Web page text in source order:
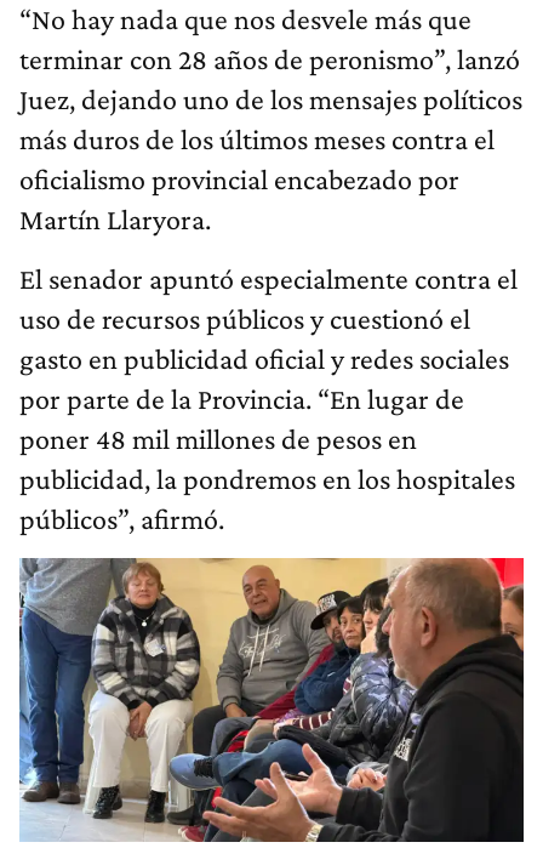
“No hay nada que nos desvele más que
terminar con 28 años de peronismo”, lanzó
Juez, dejando uno de los mensajes políticos
más duros de los últimos meses contra el
oficialismo provincial encabezado por
Martín Llaryora.
El senador apuntó especialmente contra el
uso de recursos públicos y cuestionó el
gasto en publicidad oficial y redes sociales
por parte de la Provincia. “En lugar de
poner 48 mil millones de pesos en
publicidad, la pondremos en los hospitales
públicos”, afirmó.